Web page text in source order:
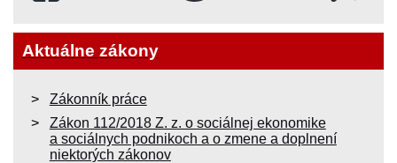
Aktuálne zákony
Zákonník práce
Zákon 112/2018 Z. z. o sociálnej ekonomike
a sociálnych podnikoch a o zmene a doplnení
niektorých zákonov